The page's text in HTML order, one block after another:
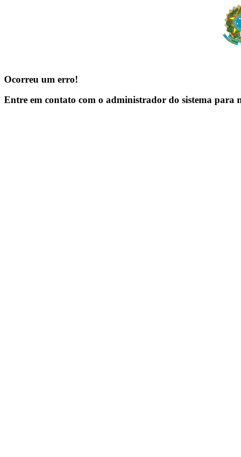
Ocorreu um erro!
Entre em contato com o administrador do sistema para